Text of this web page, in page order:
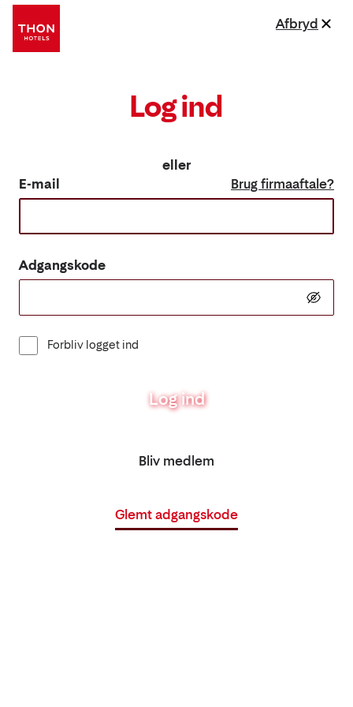
Log ind
eller
E-mail
Brug firmaaftale?
Adgangskode
Forbliv logget ind
Log ind
Bliv medlem
Glemt adgangskode
Afbryd